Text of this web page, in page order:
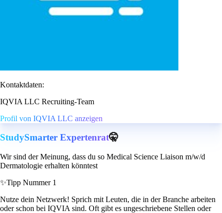
Kontaktdaten:
IQVIA LLC Recruiting-Team
Profil von IQVIA LLC anzeigen
StudySmarter Expertenrat🤫
Wir sind der Meinung, dass du so Medical Science Liaison m/w/d
Dermatologie erhalten könntest
✨Tipp Nummer 1
Nutze dein Netzwerk! Sprich mit Leuten, die in der Branche arbeiten
oder schon bei IQVIA sind. Oft gibt es ungeschriebene Stellen oder